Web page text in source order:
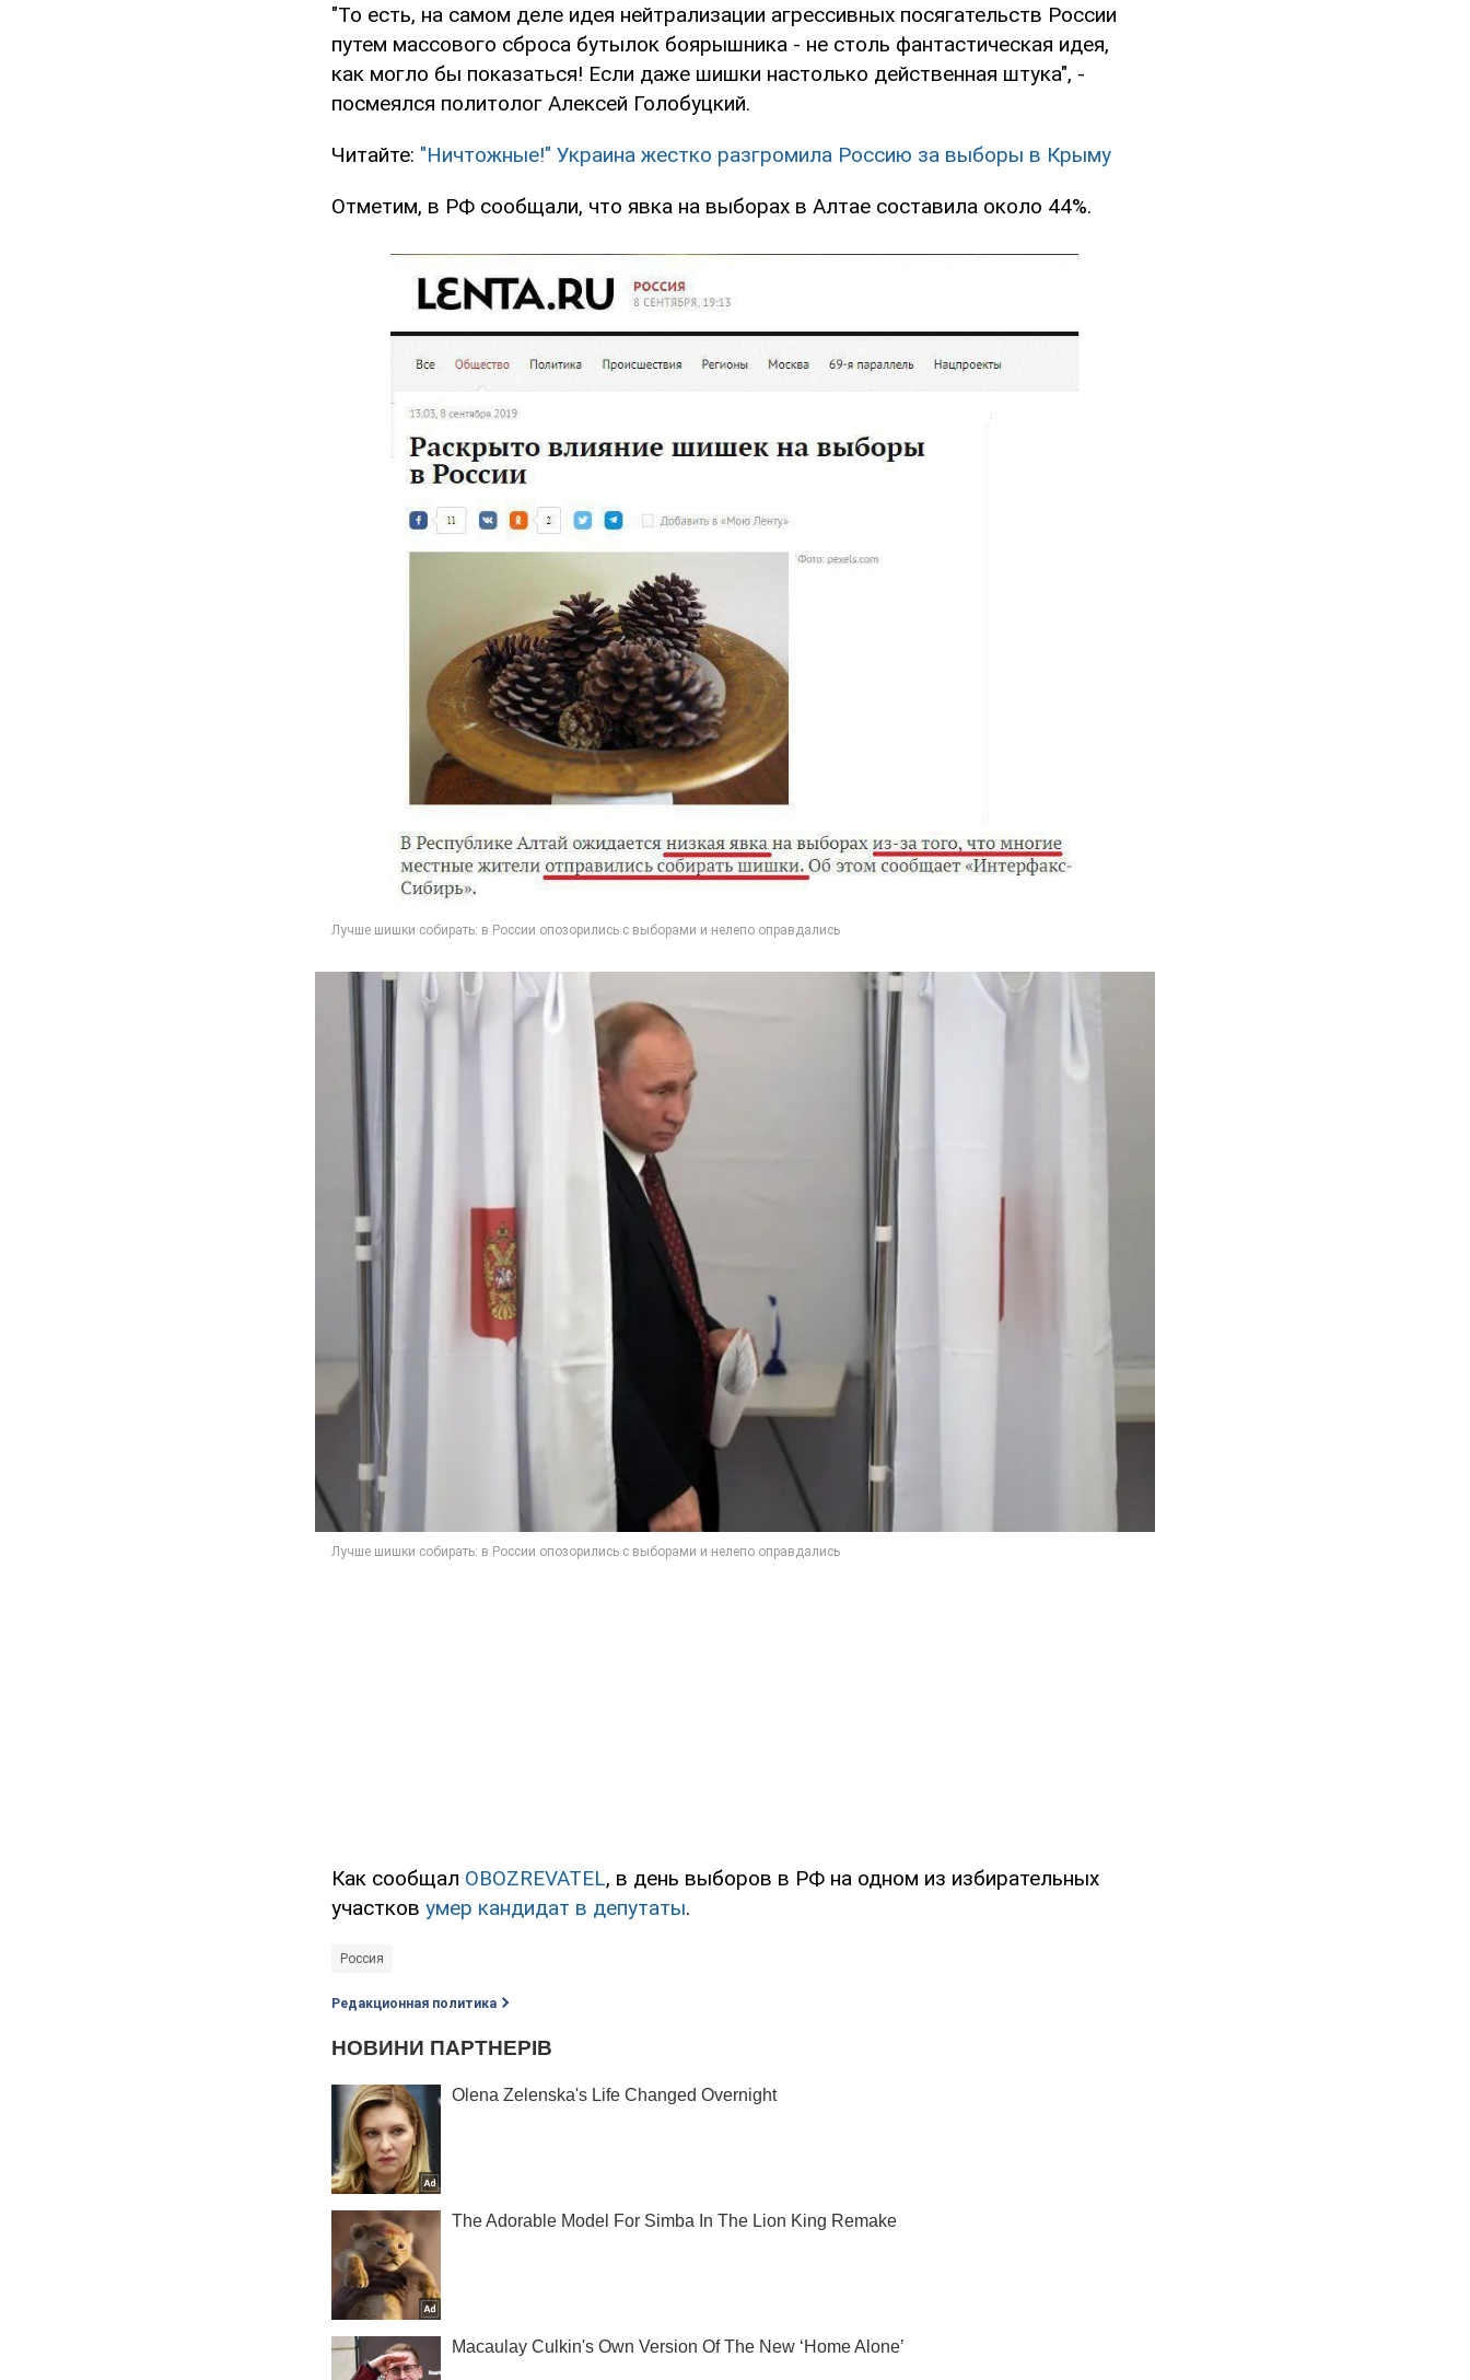
"То есть, на самом деле идея нейтрализации агрессивных посягательств России
путем массового сброса бутылок боярышника - не столь фантастическая идея,
как могло бы показаться! Если даже шишки настолько действенная штука", -
посмеялся политолог Алексей Голобуцкий.
Читайте: "Ничтожные!" Украина жестко разгромила Россию за выборы в Крыму
Отметим, в РФ сообщали, что явка на выборах в Алтае составила около 44%.
Как сообщал OBOZREVATEL, в день выборов в РФ на одном из избирательных
участков умер кандидат в депутаты.
Россия
Редакционная политика